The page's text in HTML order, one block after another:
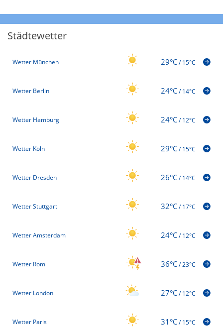
Städtewetter
Wetter München 29°C/15°C
Wetter Berlin 24°C/14°C
Wetter Hamburg 24°C/12°C
Wetter Köln 29°C/15°C
Wetter Dresden 26°C/14°C
Wetter Stuttgart 32°C/17°C
Wetter Amsterdam 24°C/12°C
Wetter Rom 36°C/23°C
Wetter London 27°C/12°C
Wetter Paris 31°C/15°C